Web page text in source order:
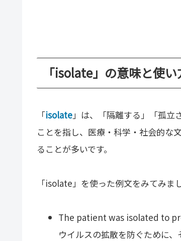
「isolate」の意味と使い
「isolate」は、「隔離する」「孤立
ことを指し、医療・科学・社会的な
ることが多いです。
「isolate」を使った例文をみてみま
The patient was isolated to
ウイルスの拡散を防ぐために、